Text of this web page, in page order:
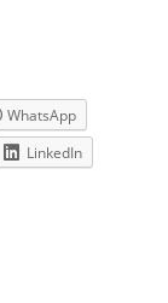
WhatsApp
LinkedIn